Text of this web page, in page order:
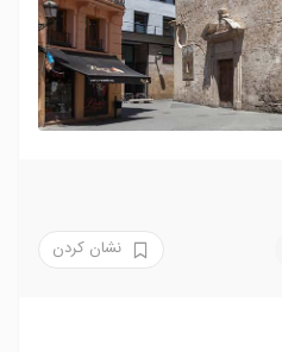
نشان کردن